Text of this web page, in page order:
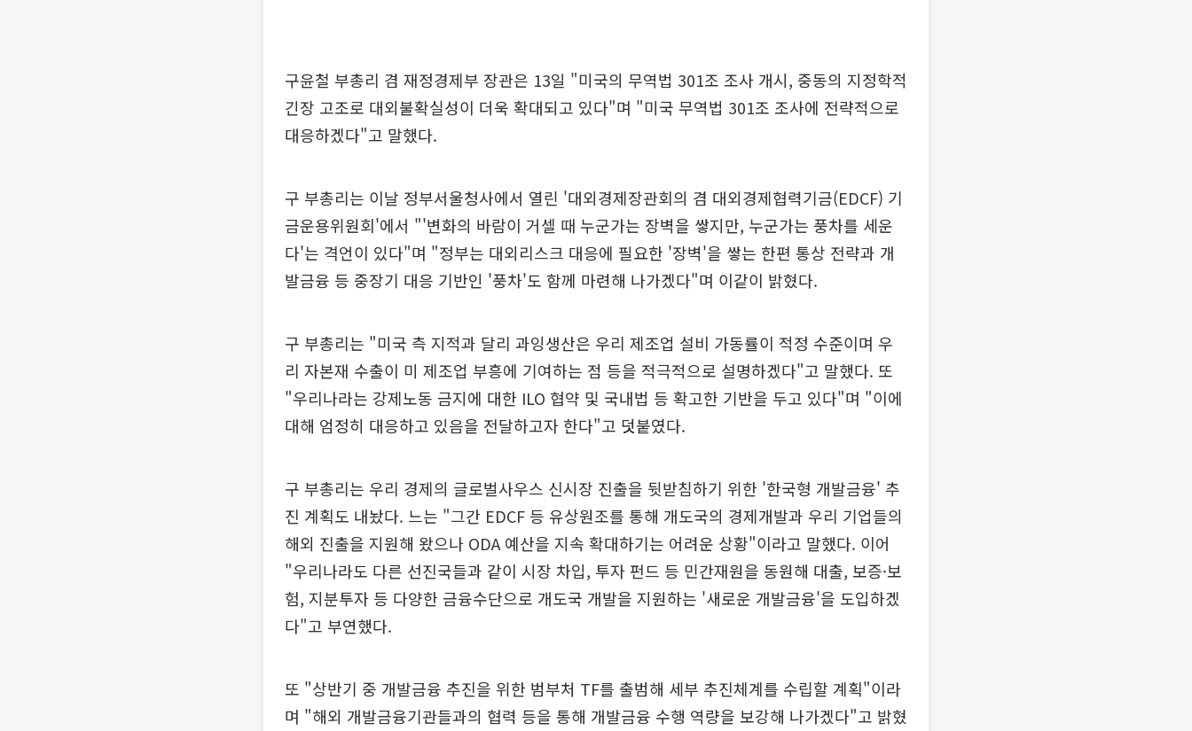
구윤철 부총리 겸 재정경제부 장관은 13일 "미국의 무역법 301조 조사 개시, 중동의 지정학적
긴장 고조로 대외불확실성이 더욱 확대되고 있다"며 "미국 무역법 301조 조사에 전략적으로
대응하겠다"고 말했다.
구 부총리는 이날 정부서울청사에서 열린 '대외경제장관회의 겸 대외경제협력기금(EDCF) 기
금운용위원회'에서 "'변화의 바람이 거셀 때 누군가는 장벽을 쌓지만, 누군가는 풍차를 세운
다'는 격언이 있다"며 "정부는 대외리스크 대응에 필요한 '장벽'을 쌓는 한편 통상 전략과 개
발금융 등 중장기 대응 기반인 '풍차'도 함께 마련해 나가겠다"며 이같이 밝혔다.
구 부총리는 "미국 측 지적과 달리 과잉생산은 우리 제조업 설비 가동률이 적정 수준이며 우
리 자본재 수출이 미 제조업 부흥에 기여하는 점 등을 적극적으로 설명하겠다"고 말했다. 또
"우리나라는 강제노동 금지에 대한 ILO 협약 및 국내법 등 확고한 기반을 두고 있다"며 "이에
대해 엄정히 대응하고 있음을 전달하고자 한다"고 덧붙였다.
구 부총리는 우리 경제의 글로벌사우스 신시장 진출을 뒷받침하기 위한 '한국형 개발금융' 추
진 계획도 내놨다. 느는 "그간 EDCF 등 유상원조를 통해 개도국의 경제개발과 우리 기업들의
해외 진출을 지원해 왔으나 ODA 예산을 지속 확대하기는 어려운 상황"이라고 말했다. 이어
"우리나라도 다른 선진국들과 같이 시장 차입, 투자 펀드 등 민간재원을 동원해 대출, 보증·보
험, 지분투자 등 다양한 금융수단으로 개도국 개발을 지원하는 '새로운 개발금융'을 도입하겠
다"고 부연했다.
또 "상반기 중 개발금융 추진을 위한 범부처 TF를 출범해 세부 추진체계를 수립할 계획"이라
며 "해외 개발금융기관들과의 협력 등을 통해 개발금융 수행 역량을 보강해 나가겠다"고 밝혔